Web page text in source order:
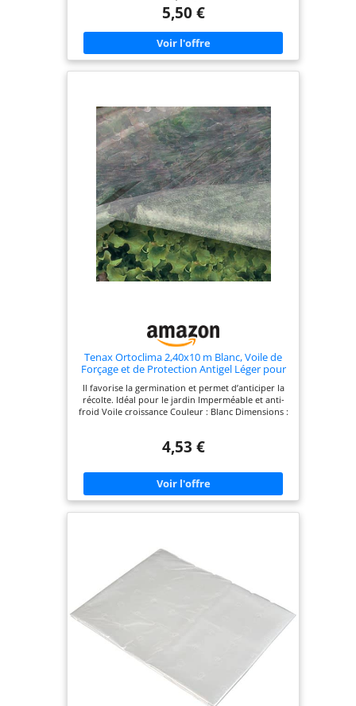
inchangé dans le temps Le tissu non tissé est
perméable et respirant, il ne gêne pas le passage
de la lumière, de l'eau et de l'air. Approprié pour
protéger les cultures pendant la saison hivernale.
Protège les plantes du froid, du gel et du vent.
Protection efficace également contre les insectes,
maturité les légumes tardifs ; en hiver, il est utilisé
pour protéger les plantes, les fleurs, les fruits et
les légumes des changements brusques de
température et du gel Idéal pour protéger les
arbres fruitiers en pleine terre ou les plantes
délicates plantées en pot. Parfait pour les plants
de citronniers, pour protéger les parties les plus
délicates du froid et du vent Le voile de protection
en tissu non tissé peut être étendu directement
sur les cultures ou sur les structures tunnels. Taille
du produit ouvert 2,40x10 m
5,50 €
Tenax Ortoclima 2,40x10 m Blanc, Voile de
Forçage et de Protection Antigel Léger pour
g/m², Protège Les Plantes, Fleurs et
Légumes du Froid et du Vent
Il favorise la germination et permet d’anticiper la
récolte. Idéal pour le jardin Imperméable et anti-
froid Voile croissance Couleur : Blanc Dimensions :
4,53 €